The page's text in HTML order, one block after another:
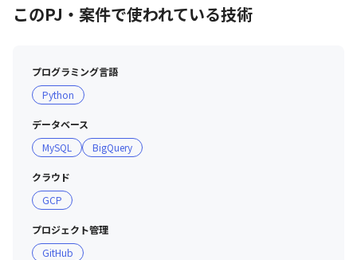
このPJ・案件で使われている技術
プログラミング言語
Python
データベース
MySQL
BigQuery
クラウド
GCP
プロジェクト管理
GitHub